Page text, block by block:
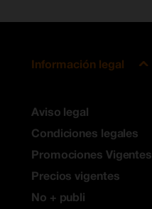
Información legal
Aviso legal
Condiciones legales
Promociones Vigentes
Precios vigentes
No + publi